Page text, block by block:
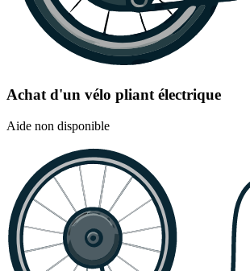
Achat d'un vélo pliant électrique
Aide non disponible